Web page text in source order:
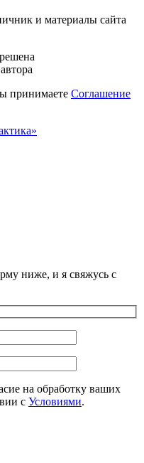
и материалы сайта
принимаете Соглашение
ниже, и я свяжусь с
на обработку ваших
с Условиями.